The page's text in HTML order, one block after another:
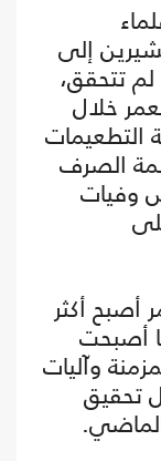
إلى
تتحقق،
خلال
التطعيمات
الصرف
وفيات
أصبح أكثر
أصبحت
وآليات
تحقيق